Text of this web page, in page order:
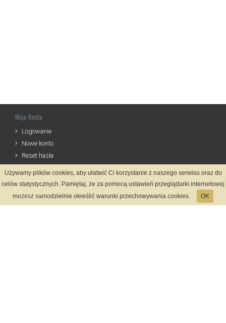
Moje Konto
Logowanie
Nowe konto
Reset hasła
Informacje
Regulamin
Używamy plików cookies, aby ułatwić Ci korzystanie z naszego serwisu oraz do
celów statystycznych. Pamiętaj, że za pomocą ustawień przeglądarki internetowej
możesz samodzielnie określić warunki przechowywania cookies.
OK